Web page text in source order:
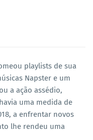
playlists de sua
Napster e um
a ação assédio,
uma medida de
a enfrentar novos
lhe rendeu uma